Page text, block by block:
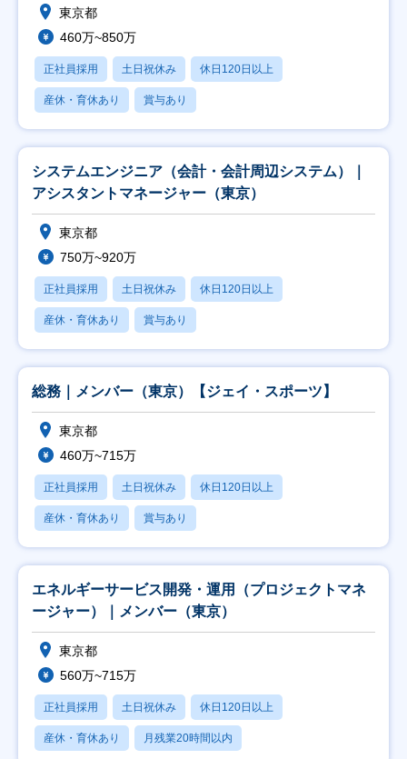
東京都
460万~850万
正社員採用 土日祝休み 休日120日以上
産休・育休あり 賞与あり
システムエンジニア（会計・会計周辺システム）｜
アシスタントマネージャー（東京）
東京都
750万~920万
正社員採用 土日祝休み 休日120日以上
産休・育休あり 賞与あり
総務｜メンバー（東京）【ジェイ・スポーツ】
東京都
460万~715万
正社員採用 土日祝休み 休日120日以上
産休・育休あり 賞与あり
エネルギーサービス開発・運用（プロジェクトマネ
ージャー）｜メンバー（東京）
東京都
560万~715万
正社員採用 土日祝休み 休日120日以上
産休・育休あり 月残業20時間以内